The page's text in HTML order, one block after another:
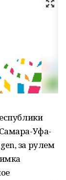
Уфа-
за рулем